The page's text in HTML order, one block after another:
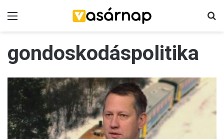
gondoskodáspolitika